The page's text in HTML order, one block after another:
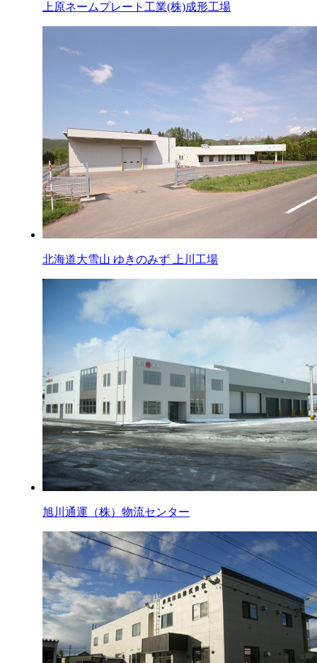
上原ネームプレート工業(株)成形工場
北海道大雪山 ゆきのみず 上川工場
旭川通運（株）物流センター